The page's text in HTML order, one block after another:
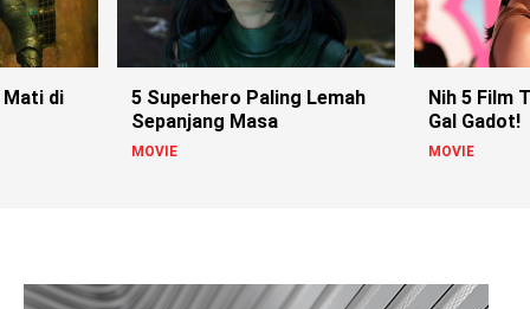
Mati di
5 Superhero Paling Lemah
Sepanjang Masa
MOVIE
Nih 5 Film
Gal Gadot!
MOVIE